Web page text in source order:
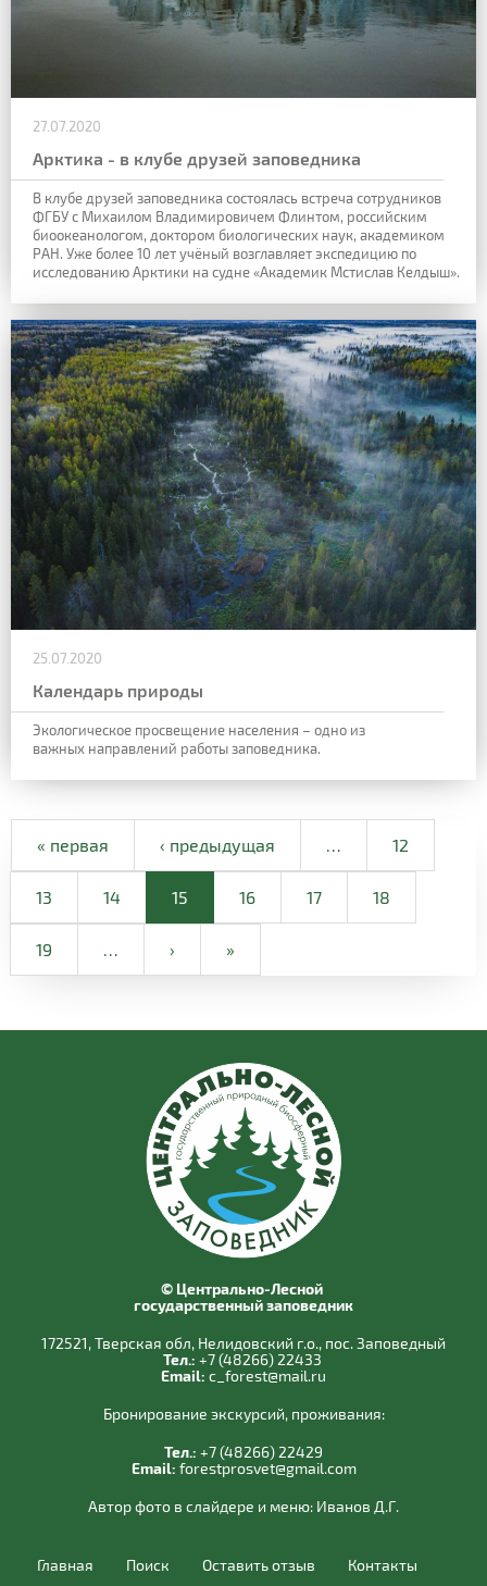
27.07.2020
Арктика - в клубе друзей заповедника
В клубе друзей заповедника состоялась встреча сотрудников
ФГБУ с Михаилом Владимировичем Флинтом, российским
биоокеанологом, доктором биологических наук, академиком
РАН. Уже более 10 лет учёный возглавляет экспедицию по
исследованию Арктики на судне «Академик Мстислав Келдыш».
25.07.2020
Календарь природы
Экологическое просвещение населения – одно из
важных направлений работы заповедника.
« первая ‹ предыдущая 12
13 14 15 16 17 18
19 › »
© Центрально-Лесной
государственный заповедник
172521, Тверская обл, Нелидовский г.о., пос. Заповедный
Тел.: +7 (48266) 22433
Email: c_forest@mail.ru
Бронирование экскурсий, проживания:
Тел.: +7 (48266) 22429
Email: forestprosvet@gmail.com
Автор фото в слайдере и меню: Иванов Д.Г.
Главная Поиск Оставить отзыв Контакты